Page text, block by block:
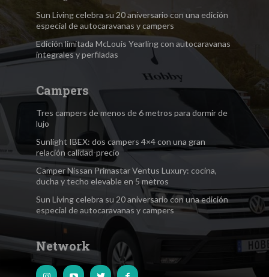
Sun Living celebra su 20 aniversario con una edición
especial de autocaravanas y campers
Edición limitada McLouis Yearling con autocaravanas
integrales y perfiladas
Campers
Tres campers de menos de 6 metros para dormir de
lujo
Sunlight IBEX: dos campers 4×4 con una gran
relación calidad-precio
Camper Nissan Primastar Ventus Luxury: cocina,
ducha y techo elevable en 5 metros
Sun Living celebra su 20 aniversario con una edición
especial de autocaravanas y campers
Network